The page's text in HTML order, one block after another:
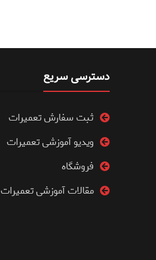
دسترسی سریع
ثبت سفارش تعمیرات
ویدیو آموزشی تعمیرات
فروشگاه
مقالات آموزشی تعمیرات